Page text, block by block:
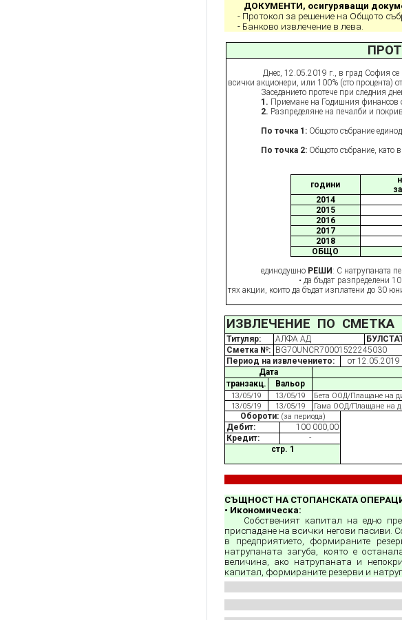
ДОКУМЕНТИ, осигуряващи
- Протокол за решение на Общото
- Банково извлечение в лева.
Днес, 12.05.201 9 г., в град София
всички акционери, или 100% (сто процента)
Заседанието протече при следния
1. Приемане на Годишния финансов
2. Разпределяне на печалби и
По точка 1:Общото събрание
По точка 2:Общото събрание, като
години
201 4
201 5
201 6
201 7
201 8
ОБЩО
единодушно РЕШИ : С натрупаната
• да бъдат разпределени 100 000 лв.
тях акции, които да бъдат изплатени до 30
ИЗВЛЕЧЕНИЕ ПО СМЕТКА
Титуляр: АЛФА АД
Сметка №:
BG70UNCR70001522245030
Период на извлечението:
от 12.05.2019
Дата
транзакц.
Вальор
13/05/19 13/05/19 Бета ООД/Плащане нa
13/05/19
13/05/19 Гама ООД/Плащане на
Обороти: (за периода)
Дебит:
100 000,00
Кредит:
-
стр. 1
СЪЩНОСТ НА СТОПАНСКАТА
• Икономическа:
Собственият капитал на едно
приспадане на всички негови пасиви.
в предприятието, формираните
натрупаната загуба, която е
величина, ако натрупаната и
капитал, формираните резерви и